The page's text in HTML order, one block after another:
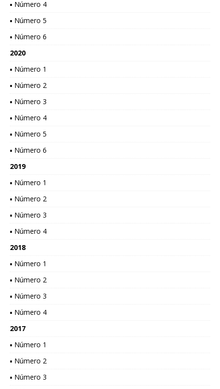
▪ Número 4
▪ Número 5
▪ Número 6
2020
▪ Número 1
▪ Número 2
▪ Número 3
▪ Número 4
▪ Número 5
▪ Número 6
2019
▪ Número 1
▪ Número 2
▪ Número 3
▪ Número 4
2018
▪ Número 1
▪ Número 2
▪ Número 3
▪ Número 4
2017
▪ Número 1
▪ Número 2
▪ Número 3